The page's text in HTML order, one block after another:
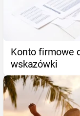
Konto firmowe
wskazówki